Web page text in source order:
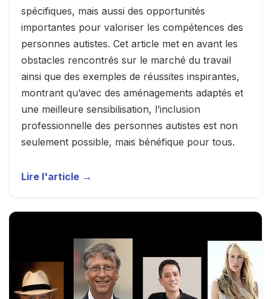
spécifiques, mais aussi des opportunités
importantes pour valoriser les compétences des
personnes autistes. Cet article met en avant les
obstacles rencontrés sur le marché du travail
ainsi que des exemples de réussites inspirantes,
montrant qu’avec des aménagements adaptés et
une meilleure sensibilisation, l’inclusion
professionnelle des personnes autistes est non
seulement possible, mais bénéfique pour tous.
Lire l'article →